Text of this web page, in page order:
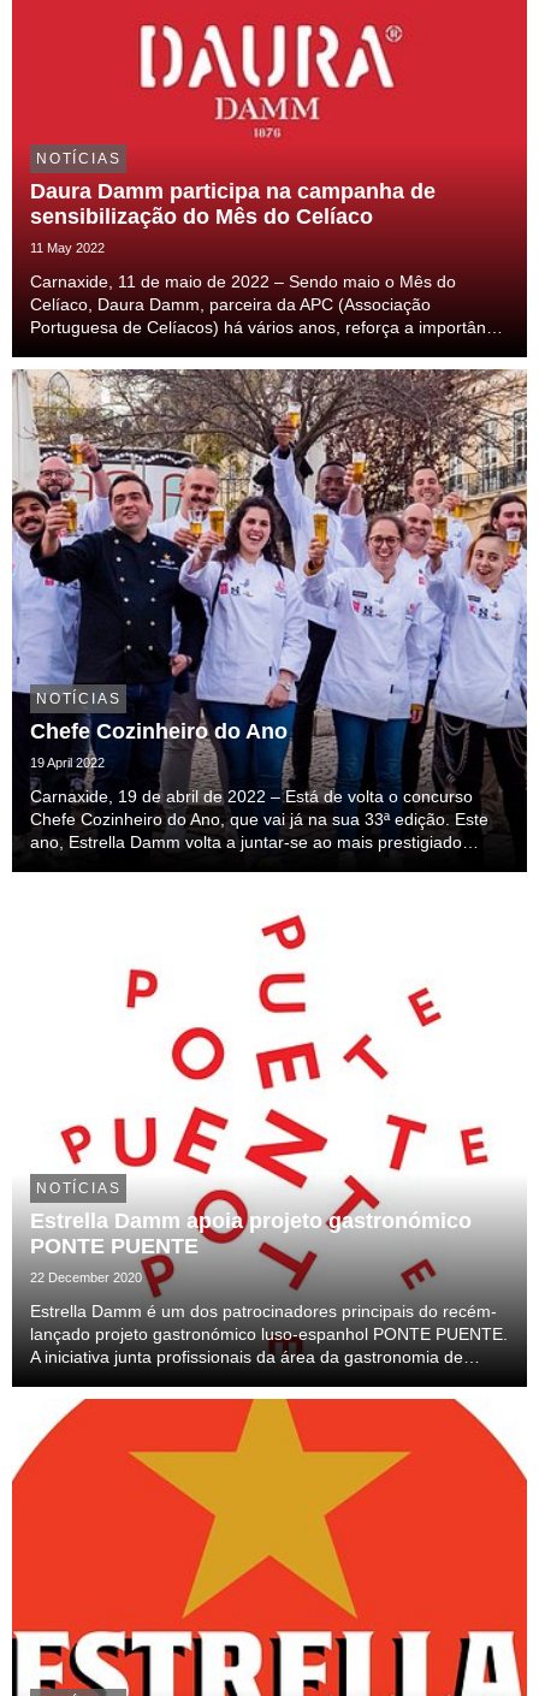
NOTÍCIAS
Daura Damm participa na campanha de
sensibilização do Mês do Celíaco
11 May 2022
Carnaxide, 11 de maio de 2022 – Sendo maio o Mês do
Celíaco, Daura Damm, parceira da APC (Associação
Portuguesa de Celíacos) há vários anos, reforça a importância
maiores referências de cerveja sem glúten, particip...
NOTÍCIAS
Chefe Cozinheiro do Ano
19 April 2022
Carnaxide, 19 de abril de 2022 – Está de volta o concurso
Chefe Cozinheiro do Ano, que vai já na sua 33ª edição. Este
ano, Estrella Damm volta a juntar-se ao mais prestigiado
NOTÍCIAS
Estrella Damm apoia projeto gastronómico
PONTE PUENTE
22 December 2020
Estrella Damm é um dos patrocinadores principais do recém-
lançado projeto gastronómico luso-espanhol PONTE PUENTE.
A iniciativa junta profissionais da área da gastronomia de
riqueza e diversidade da Península Ibéric...